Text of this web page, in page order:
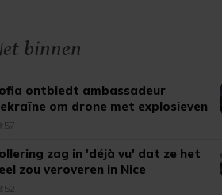
binnen
ontbiedt ambassadeur
om drone met explosieven
zag in 'déjà vu' dat ze het
zou veroveren in Nice